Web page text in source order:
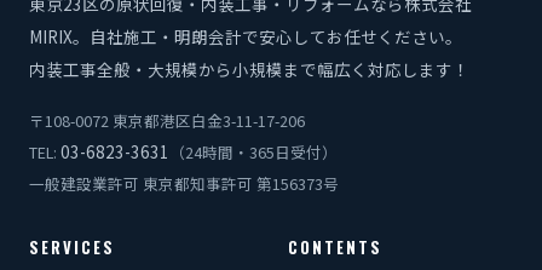
MIRIX。自社施工・明朗会計で安心してお任せください。
内装工事全般・大規模から小規模まで幅広く対応します！
〒108-0072 東京都港区白金3-11-17-206
TEL: 03-6823-3631 （24時間・365日受付）
一般建設業許可 東京都知事許可 第156373号
SERVICES CONTENTS